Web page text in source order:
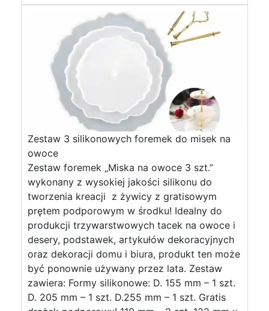
Zestaw 3 silikonowych foremek do misek na
owoce
Zestaw foremek „Miska na owoce 3 szt.”
wykonany z wysokiej jakości silikonu do
tworzenia kreacji z żywicy z gratisowym
prętem podporowym w środku! Idealny do
produkcji trzywarstwowych tacek na owoce i
desery, podstawek, artykułów dekoracyjnych
oraz dekoracji domu i biura, produkt ten może
być ponownie używany przez lata. Zestaw
zawiera: Formy silikonowe: D. 155 mm – 1 szt.
D. 205 mm – 1 szt. D.255 mm – 1 szt. Gratis